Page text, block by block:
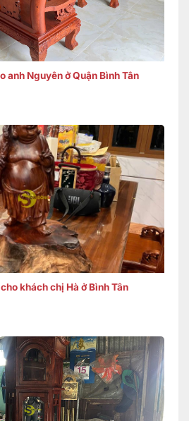
anh Nguyên ở Quận Bình Tân
khách chị Hà ở Bình Tân